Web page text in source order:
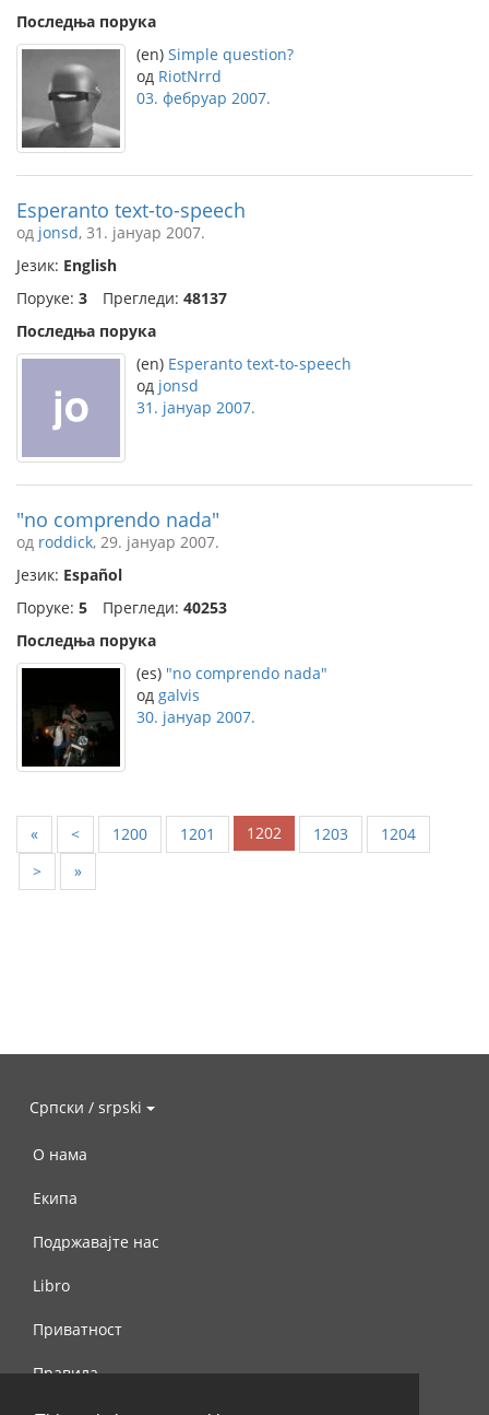
Последња порука
(en) Simple question?
од RiotNrrd
03. фебруар 2007.
Esperanto text-to-speech
од jonsd, 31. јануар 2007.
Језик: English
Поруке: 3 Прегледи: 48137
Последња порука
(en) Esperanto text-to-speech
од jonsd
31. јануар 2007.
"no comprendo nada"
од roddick, 29. јануар 2007.
Језик: Español
Поруке: 5 Прегледи: 40253
Последња порука
(es) "no comprendo nada"
од galvis
30. јануар 2007.
« < 1200 1201 1202 1203
1204
>
»
Српски / srpski
О нама
Екипа
Подржавајте нас
Libro
Приватност
Правила